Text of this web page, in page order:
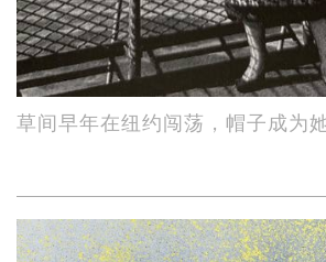
草间早年在纽约闯荡，帽子成为